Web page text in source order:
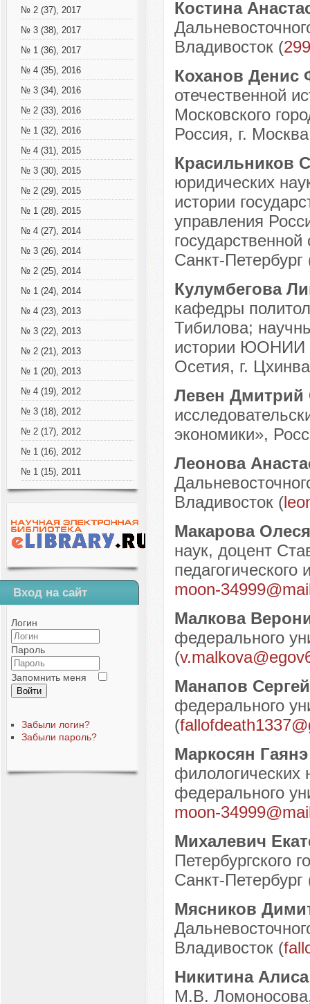
№ 2 (37), 2017
№ 3 (38), 2017
№ 1 (36), 2017
№ 4 (35), 2016
№ 3 (34), 2016
№ 2 (33), 2016
№ 1 (32), 2016
№ 4 (31), 2015
№ 3 (30), 2015
№ 2 (29), 2015
№ 1 (28), 2015
№ 4 (27), 2014
№ 3 (26), 2014
№ 2 (25), 2014
№ 1 (24), 2014
№ 4 (23), 2013
№ 3 (22), 2013
№ 2 (21), 2013
№ 1 (20), 2013
№ 4 (19), 2012
№ 3 (18), 2012
№ 2 (17), 2012
№ 1 (16), 2012
№ 1 (15), 2011
Вход на сайт
Логин
Пароль
Запомнить меня
Войти
Забыли логин?
Забыли пароль?
Костина
Владивосток (
Коханов
отечественной
Московского
Россия, г.
Красильников
юридических
истории
управления
Санкт-Петербург
Кулумбегова
кафедры
Тибилова;
истории ЮОНИИ
Осетия, г.
Левен Дмитрий
экономики»,
Леонова
Владивосток (
Макарова
наук, доцент
moon-
Малкова
федерального
(
Манапов
федерального
(
Маркосян
филологических
федерального
moon-
Михалевич
Петербургского
Санкт-Петербург
Мясников
Владивосток (
Никитина
М.В.